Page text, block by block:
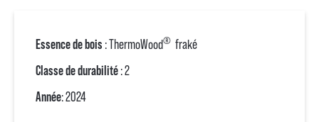
Essence de bois : ThermoWood® fraké
Classe de durabilité: 2
Année: 2024